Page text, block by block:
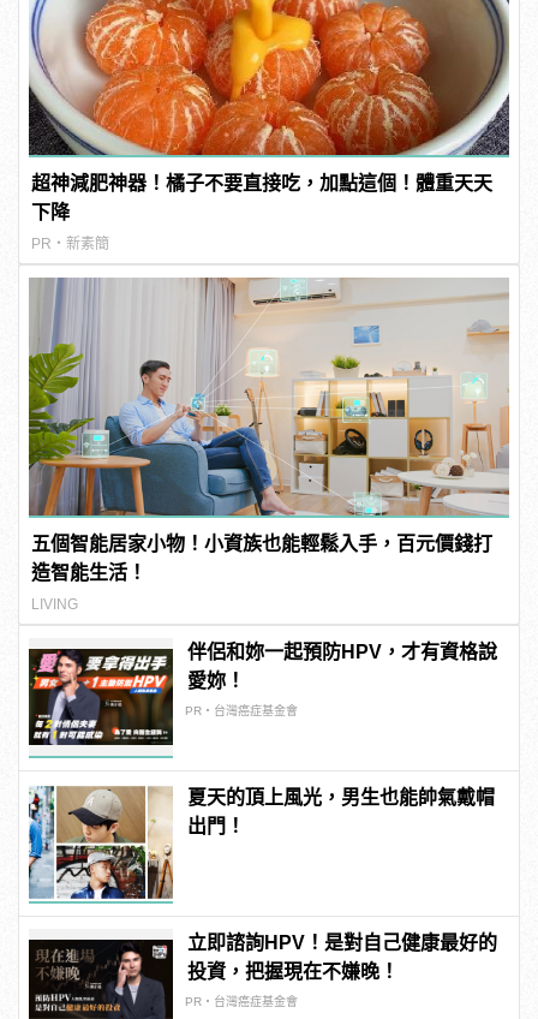
超神減肥神器！橘子不要直接吃，加點這個！體重天天
下降
PR・新素簡
五個智能居家小物！小資族也能輕鬆入手，百元價錢打
造智能生活！
LIVING
伴侶和妳一起預防HPV，才有資格說
愛妳！
PR・台灣癌症基金會
夏天的頂上風光，男生也能帥氣戴帽
出門！
立即諮詢HPV！是對自己健康最好的
投資，把握現在不嫌晚！
PR・台灣癌症基金會